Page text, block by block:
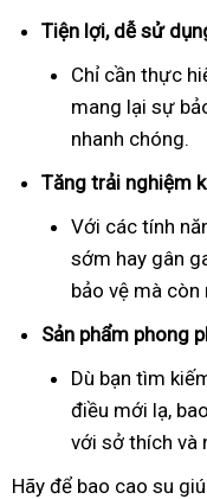
Tiện lợi, dễ sử
Chỉ cần thực
mang lại sự
nhanh chóng.
Tăng trải nghiệm
Với các tính
sớm hay gân
bảo vệ mà
Sản phẩm phong
Dù bạn tìm
điều mới lạ,
với sở thích và
Hãy để bao cao su